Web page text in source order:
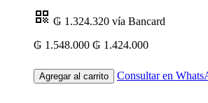
₲ 1.324.320 vía Bancard
₲ 1.548.000 ₲ 1.424.000
Agregar al carrito Consultar en